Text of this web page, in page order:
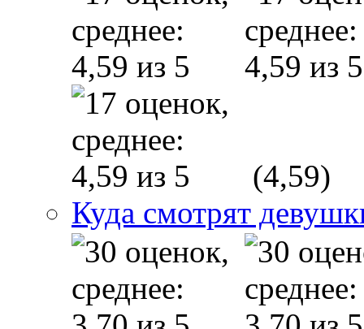
(4,59)
Куда смотрят